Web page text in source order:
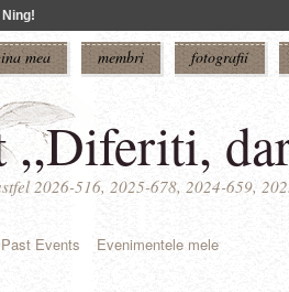
mea membri fotografii
,,Diferiti,
2026-516, 2025-678, 2024-659,
Past Events Evenimentele mele